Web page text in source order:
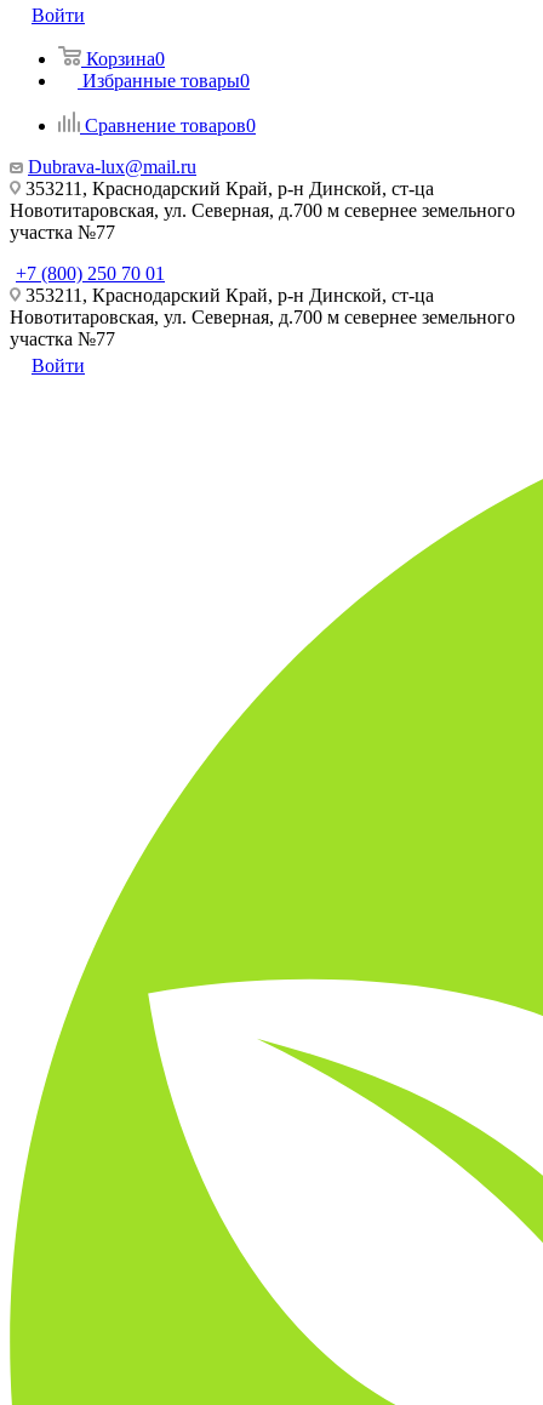
Войти
Корзина0
Избранные товары0
Сравнение товаров0
Dubrava-lux@mail.ru
353211, Краснодарский Край, р-н Динской, ст-ца
Новотитаровская, ул. Северная, д.700 м севернее земельного
участка №77
+7 (800) 250 70 01
353211, Краснодарский Край, р-н Динской, ст-ца
Новотитаровская, ул. Северная, д.700 м севернее земельного
участка №77
Войти